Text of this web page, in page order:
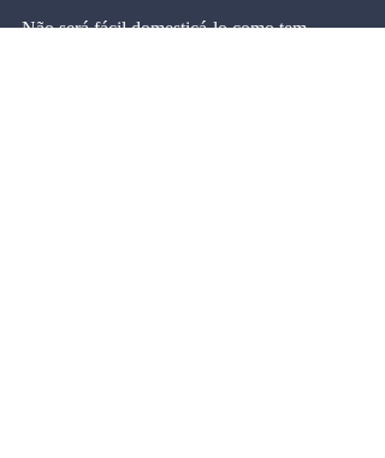
Não será fácil domesticá-lo como tem